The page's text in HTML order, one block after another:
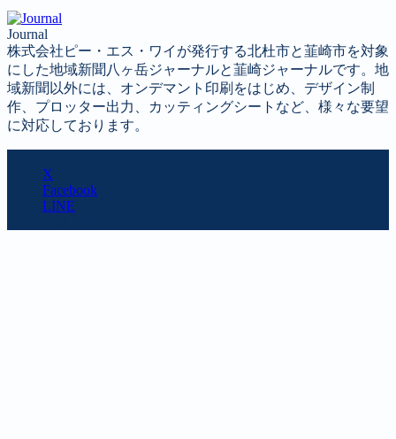
Journal
株式会社ピー・エス・ワイが発行する北杜市と韮崎市を対象
にした地域新聞八ヶ岳ジャーナルと韮崎ジャーナルです。地
域新聞以外には、オンデマント印刷をはじめ、デザイン制
作、プロッター出力、カッティングシートなど、様々な要望
に対応しております。
X
Facebook
LINE